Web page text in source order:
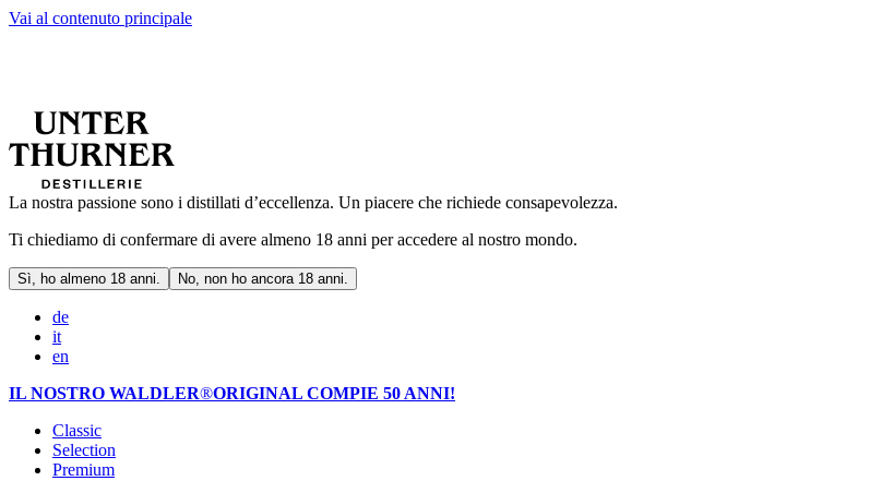
Vai al contenuto principale
La nostra passione sono i distillati d’eccellenza. Un piacere che richiede consapevolezza.
Ti chiediamo di confermare di avere almeno 18 anni per accedere al nostro mondo.
Sì, ho almeno 18 anni. No, non ho ancora 18 anni.
de
it
en
IL NOSTRO WALDLER®ORIGINAL COMPIE 50 ANNI!
Classic
Selection
Premium